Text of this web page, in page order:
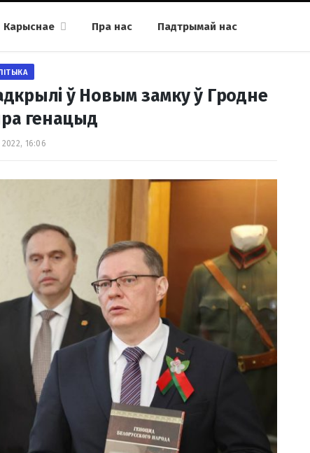
Карыснае Пра нас Падтрымай нас
ў Новым замку ў Гродне
генацыд
16:06